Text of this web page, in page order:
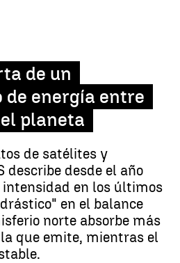
de un
energía entre
planeta
de satélites y
describe desde el año
en los últimos
en el balance
norte absorbe más
que emite, mientras el